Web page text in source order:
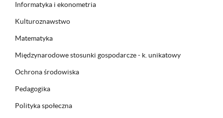
Informatyka i ekonometria
Kulturoznawstwo
Matematyka
Międzynarodowe stosunki gospodarcze - k. unikatowy
Ochrona środowiska
Pedagogika
Polityka społeczna